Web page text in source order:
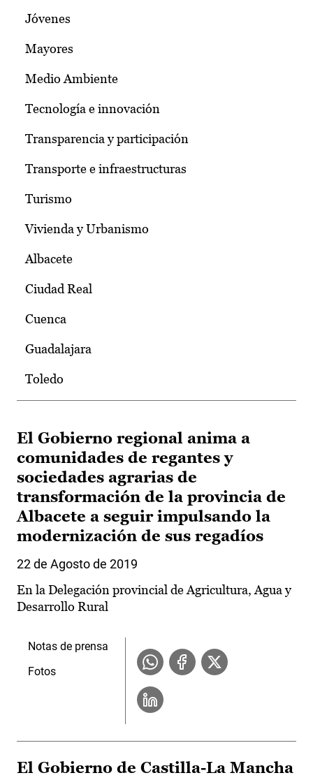
Jóvenes
Mayores
Medio Ambiente
Tecnología e innovación
Transparencia y participación
Transporte e infraestructuras
Turismo
Vivienda y Urbanismo
Albacete
Ciudad Real
Cuenca
Guadalajara
Toledo
El Gobierno regional anima a
comunidades de regantes y
sociedades agrarias de
transformación de la provincia de
Albacete a seguir impulsando la
modernización de sus regadíos
22 de Agosto de 2019
En la Delegación provincial de Agricultura, Agua y
Desarrollo Rural
Notas de prensa
Fotos
El Gobierno de Castilla-La Mancha